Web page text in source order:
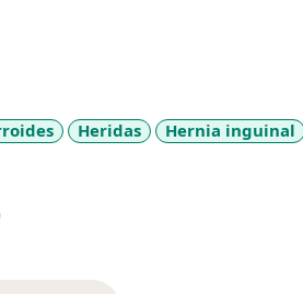
Heridas Hernia inguinal